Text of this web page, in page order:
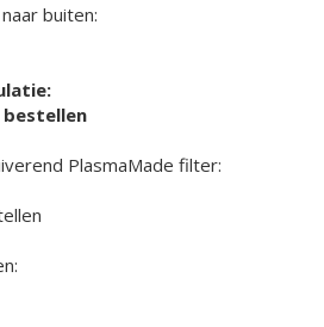
buiten:
PlasmaMade filter: